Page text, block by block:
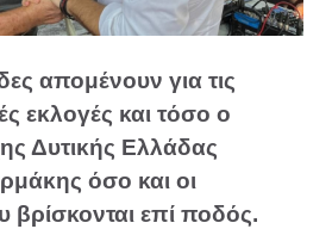
απομένουν για τις
εκλογές και τόσο ο
Δυτικής Ελλάδας
όσο και οι
βρίσκονται επί ποδός.